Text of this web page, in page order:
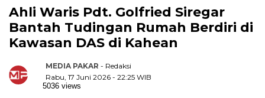
Ahli Waris Pdt. Golfried Siregar
Bantah Tudingan Rumah Berdiri di
Kawasan DAS di Kahean
MEDIA PAKAR - Redaksi
Rabu, 17 Juni 2026 - 22:25 WIB
5036 views